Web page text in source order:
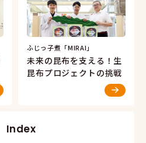
ふじっ子煮「MIRAI」
未来の昆布を支える！生
昆布プロジェクトの挑戦
Index